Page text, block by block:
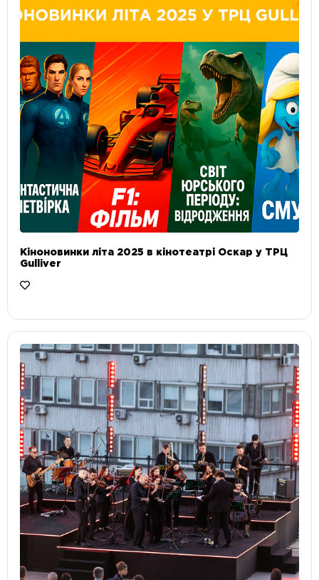
Кіноновинки літа 2025 в кінотеатрі Оскар у ТРЦ
Gulliver